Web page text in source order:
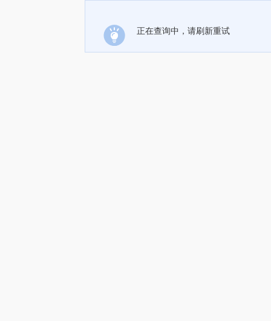
正在查询中，请刷新重试